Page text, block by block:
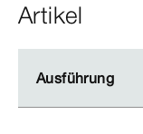
Artikel
Ausführung
Ausführung